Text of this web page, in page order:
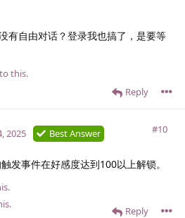
有自由对话？登录我也搞了，是要等
Reply
this.
#10
2025 Best Answer
发事件在好感度达到100以上解锁。
Reply
.